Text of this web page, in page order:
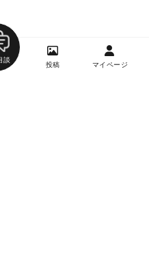
談
投稿 マイページ